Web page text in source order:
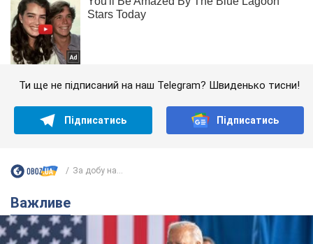
Ти ще не підписаний на наш Telegram? Швиденько тисни!
Підписатись Підписатись
За добу на...
Важливе